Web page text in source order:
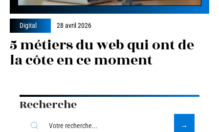
Digital 28 avril 2026
5 métiers du web qui ont de
la côte en ce moment
Recherche